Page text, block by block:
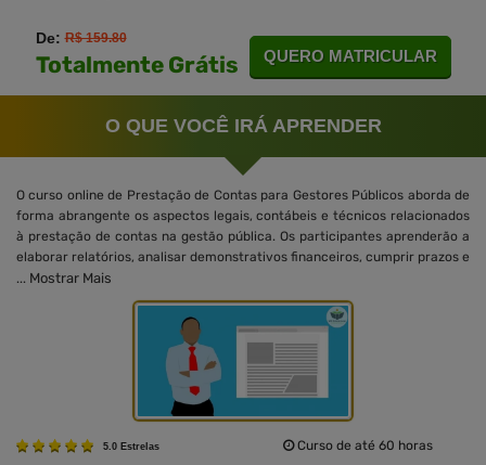
De:R$ 159.80
Totalmente Grátis QUERO MATRICULAR
O QUE VOCÊ IRÁ APRENDER
O curso online de Prestação de Contas para Gestores Públicos aborda de
forma abrangente os aspectos legais, contábeis e técnicos relacionados
à prestação de contas na gestão pública. Os participantes aprenderão a
elaborar relatórios, analisar demonstrativos financeiros, cumprir prazos e
... Mostrar Mais
5.0 Estrelas Curso de até 60 horas